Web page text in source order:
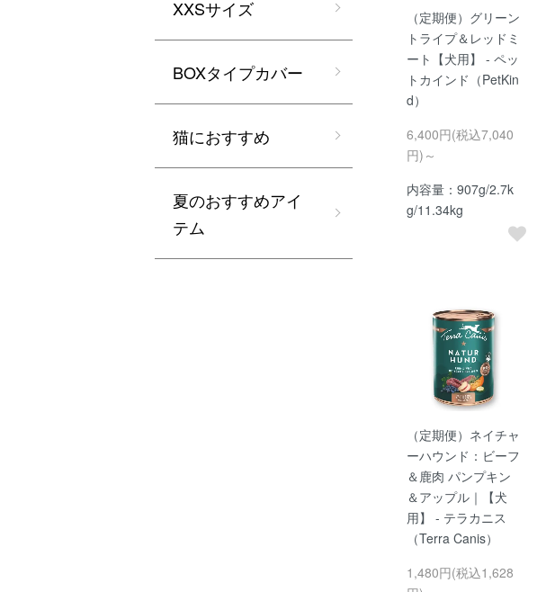
（定期便）グリーン
トライプ＆レッドミ
ート【犬用】 - ペッ
トカインド（PetKin
d）
6,400円(税込7,040
円)～
内容量：907g/2.7k
g/11.34kg
（定期便）ネイチャ
ーハウンド：ビーフ
＆鹿肉 パンプキン
＆アップル｜【犬
用】 - テラカニス
（Terra Canis）
1,480円(税込1,628
XXSサイズ
BOXタイプカバー
猫におすすめ
夏のおすすめアイ
テム